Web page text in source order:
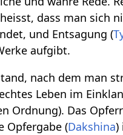
dass man sich
und Entsagung (
aufgibt.
nach dem man
Leben im
Ordnung). Das
Opfergabe (Dakshina)